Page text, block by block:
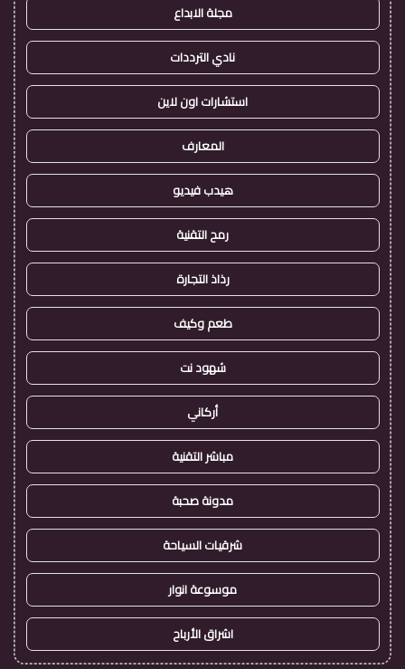
مجلة الابداع
نادي الترددات
استشارات اون لاين
المعارف
هيدب فيديو
رمح التقنية
رذاذ التجارة
طعم وكيف
شهود نت
أركاني
مباشر التقنية
مدونة صحبة
شرقيات السياحة
موسوعة انوار
اشراق الأرباح